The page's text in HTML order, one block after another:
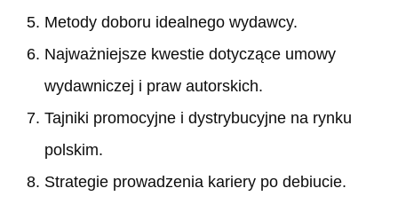
Metody doboru idealnego wydawcy.
Najważniejsze kwestie dotyczące umowy
wydawniczej i praw autorskich.
Tajniki promocyjne i dystrybucyjne na rynku
polskim.
Strategie prowadzenia kariery po debiucie.